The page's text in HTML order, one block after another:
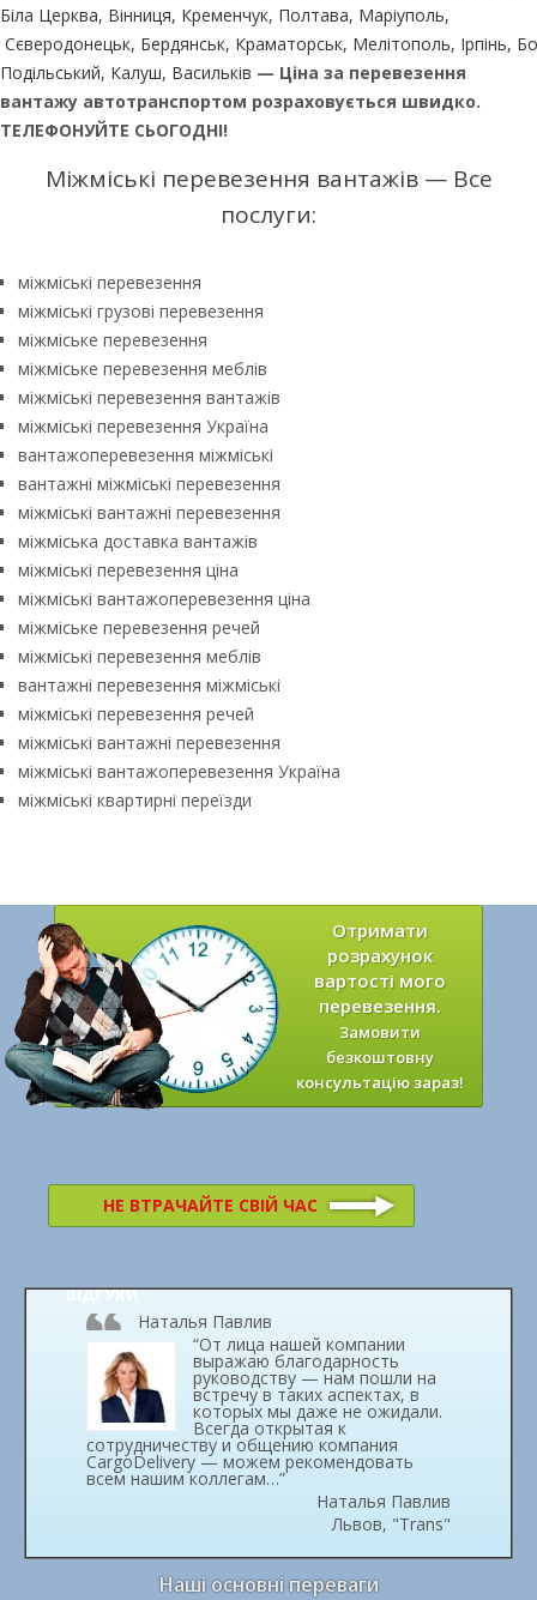
Біла Церква, Вінниця, Кременчук, Полтава, Маріуполь,
Сєверодонецьк, Бердянськ, Краматорськ, Мелітополь, Ірпінь,
Подільський, Калуш, Васильків — Ціна за перевезення
вантажу автотранспортом розраховується швидко.
ТЕЛЕФОНУЙТЕ СЬОГОДНІ!
Міжміські перевезення вантажів — Все
послуги:
міжміські перевезення
міжміські грузові перевезення
міжміське перевезення
міжміське перевезення меблів
міжміські перевезення вантажів
міжміські перевезення Україна
вантажоперевезення міжміські
вантажні міжміські перевезення
міжміські вантажні перевезення
міжміська доставка вантажів
міжміські перевезення ціна
міжміські вантажоперевезення ціна
міжміське перевезення речей
міжміські перевезення меблів
вантажні перевезення міжміські
міжміські перевезення речей
міжміські вантажні перевезення
міжміські вантажоперевезення Україна
міжміські квартирні переїзди
НЕ ВТРАЧАЙТЕ СВІЙ ЧАС
Отримати
розрахунок
вартості мого
перевезення.
Замовити
безкоштовну
консультацію зараз!
ВІДГУКИ
Наталья Павлив
“От лица нашей компании
выражаю благодарность
руководству — нам пошли на
встречу в таких аспектах, в
которых мы даже не ожидали.
Всегда открытая к
сотрудничеству и общению компания
CargoDelivery — можем рекомендовать
всем нашим коллегам…”
Наталья Павлив
Львов, "Trans"
Наші основні переваги